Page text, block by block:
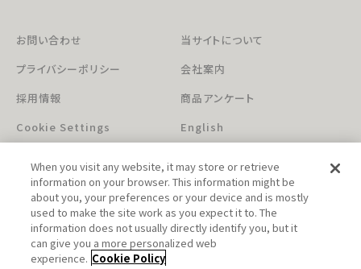
お問い合わせ
当サイトについて
プライバシーポリシー
会社案内
採用情報
商品アンケート
Cookie Settings
English
このホームページに掲載されている著作物の無断利用を禁じます。
When you visit any website, it may store or retrieve
information on your browser. This information might be
about you, your preferences or your device and is mostly
used to make the site work as you expect it to. The
information does not usually directly identify you, but it
can give you a more personalized web
experience. Cookie Policy